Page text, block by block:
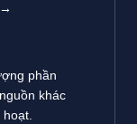
phần
khác